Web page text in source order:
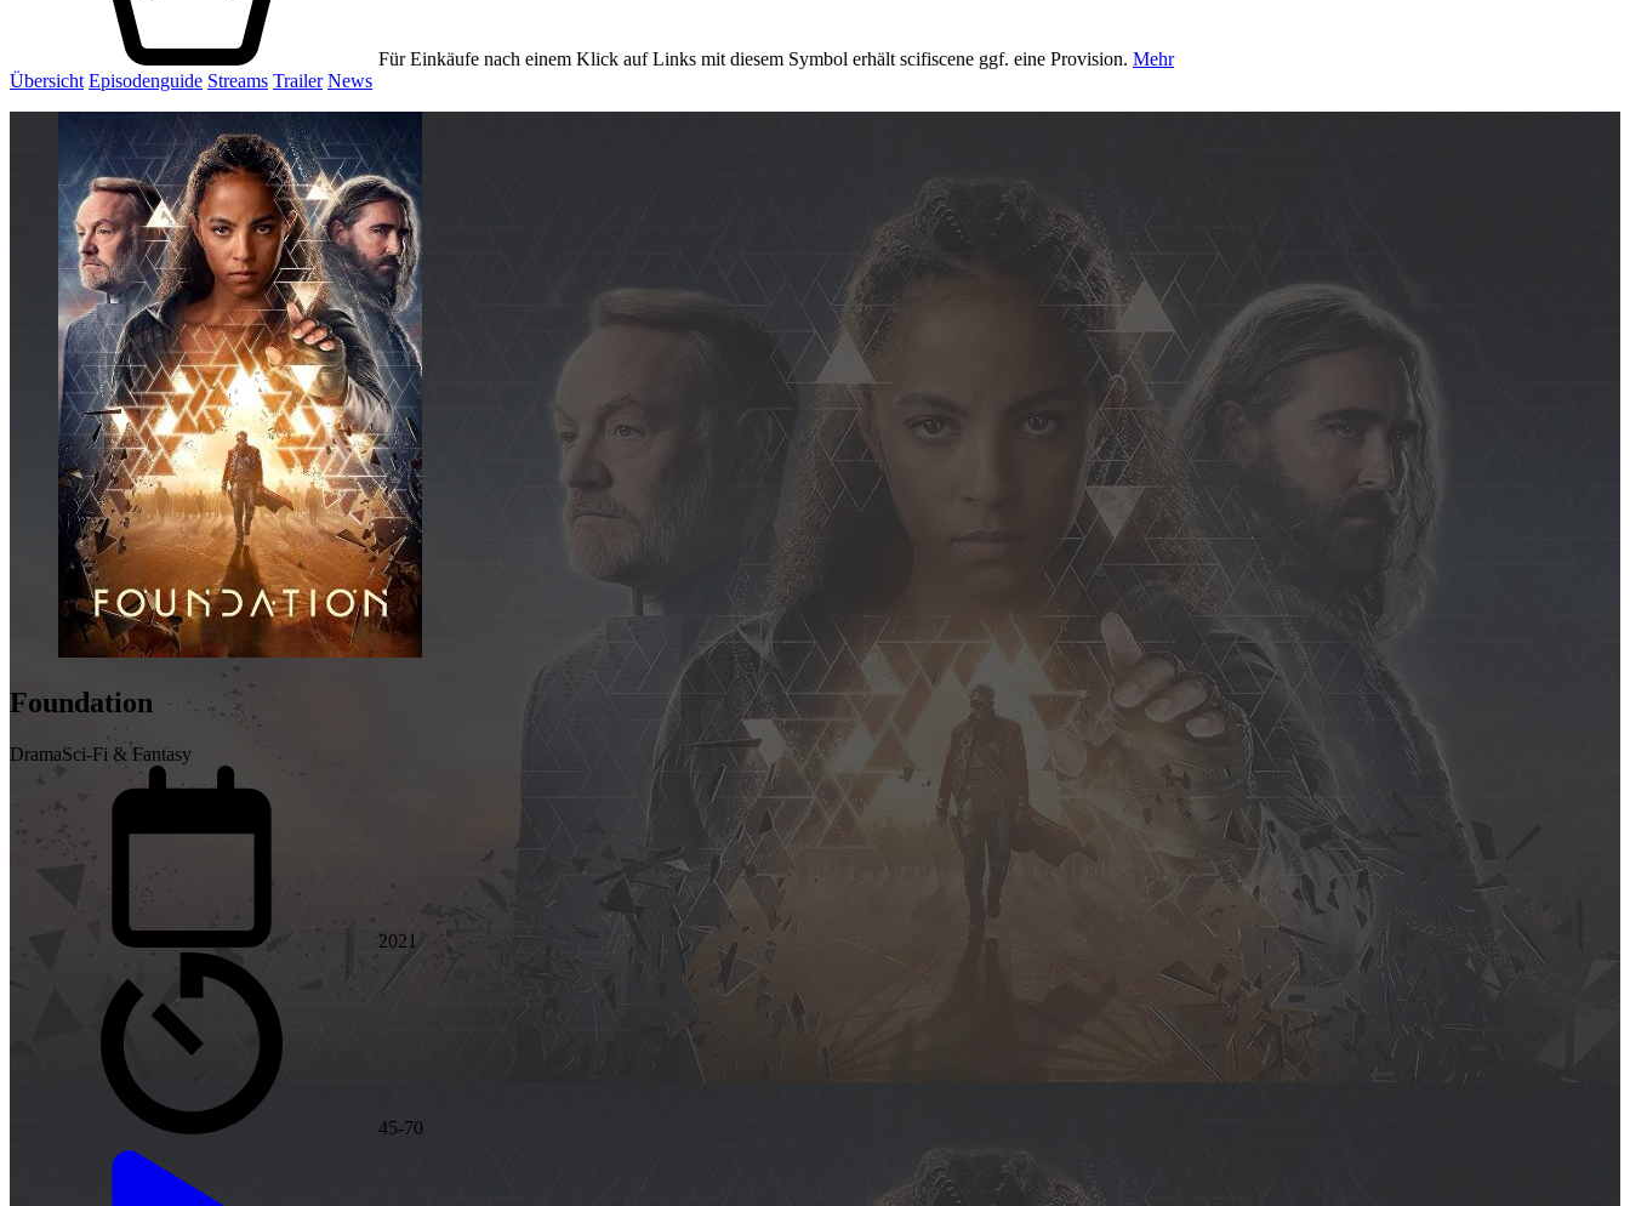
Für Einkäufe nach einem Klick auf Links mit diesem Symbol erhält scifiscene ggf. eine Provision. Mehr
Übersicht Episodenguide Streams Trailer News
Foundation
DramaSci-Fi & Fantasy
2021
45-70